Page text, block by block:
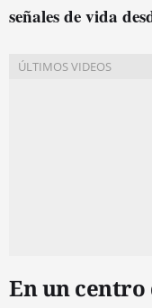
señales de vida
En un centro